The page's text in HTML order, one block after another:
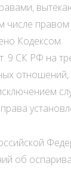
правом
Кодексом.
9 СК РФ на
отношений,
об